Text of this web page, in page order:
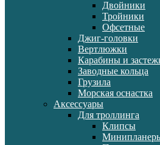
Двойники
Тройники
Офсетные
Джиг-головки
Вертлюжки
Карабины и
Заводные кольца
Грузила
Морская оснастка
Аксессуары
Для троллинга
Клипсы